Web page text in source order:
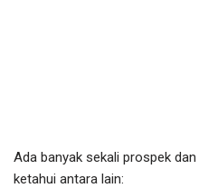
Ada banyak sekali prospek
ketahui antara lain: